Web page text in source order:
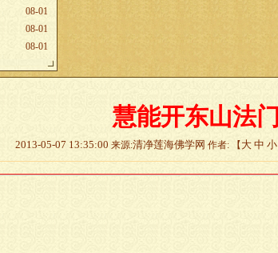
08-01
08-01
08-01
慧能开东山法门
2013-05-07 13:35:00 来源:清净莲海佛学网 作者: 【 大 中 小